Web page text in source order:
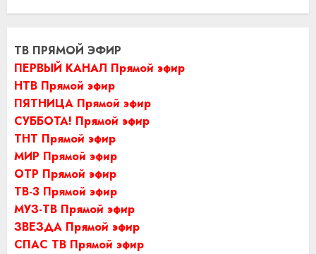
ТВ ПРЯМОЙ ЭФИР
ПЕРВЫЙ КАНАЛ Прямой эфир
НТВ Прямой эфир
ПЯТНИЦА Прямой эфир
СУББОТА! Прямой эфир
ТНТ Прямой эфир
МИР Прямой эфир
ОТР Прямой эфир
ТВ-3 Прямой эфир
МУЗ-ТВ Прямой эфир
ЗВЕЗДА Прямой эфир
СПАС ТВ Прямой эфир